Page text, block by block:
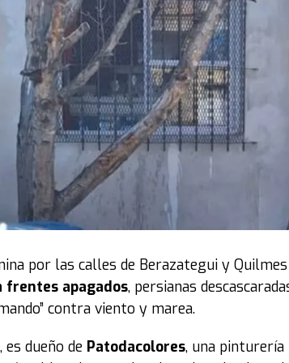
Jorge Capitanich del PJ señaló: “Si
muerta y constituyen una frustración
desde el bloque libertario, algunos con
Solo con una fuerte cuota de
la plata, que la pongan las provincias.
metros de acá hay familiares que
el cordobés que ahora integra LLA.
peronista se reflejó en la intervención de
había acordado con los libertarios
el oficialismo permitió el ingreso
no estamos para responder el enojo,
una sociedad mejor. Debemos actuar
por las calles de Berazategui y
frentes apagados, persianas
contra viento y marea.
es dueño de Patodacolores, una